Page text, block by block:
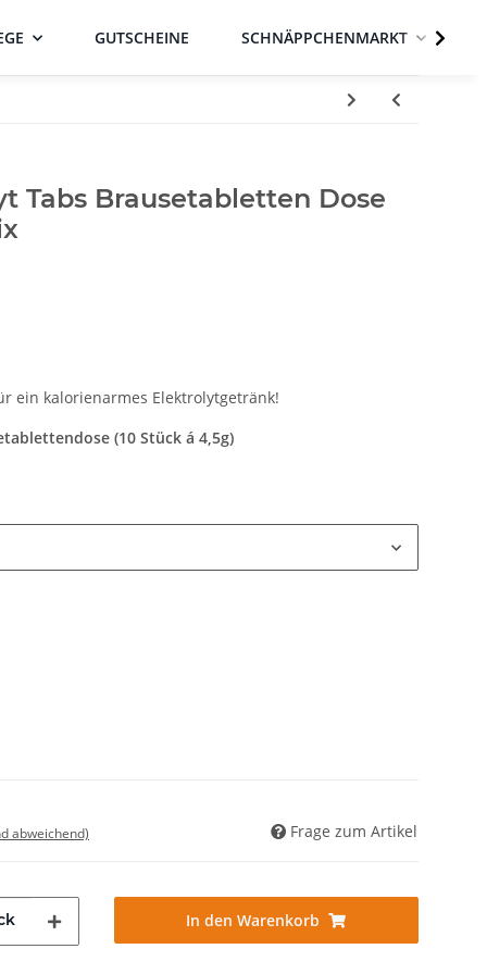
GUTSCHEINE SCHNÄPPCHENMARKT
Tabs Brausetabletten Dose
ein kalorienarmes Elektrolytgetränk!
(10 Stück á 4,5g)
abweichend) Frage zum Artikel
In den Warenkorb